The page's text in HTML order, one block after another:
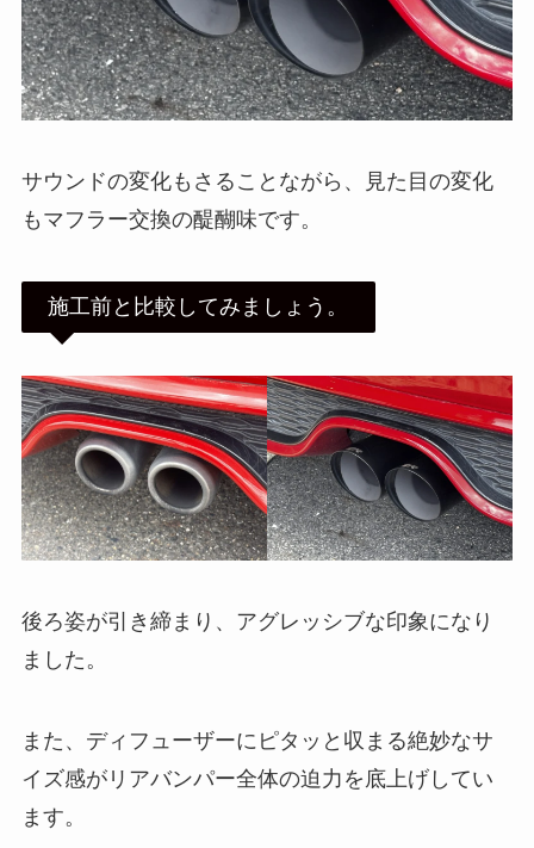
サウンドの変化もさることながら、見た目の変化
もマフラー交換の醍醐味です。
施工前と比較してみましょう。
後ろ姿が引き締まり、アグレッシブな印象になり
ました。
また、ディフューザーにピタッと収まる絶妙なサ
イズ感がリアバンパー全体の迫力を底上げしてい
ます。